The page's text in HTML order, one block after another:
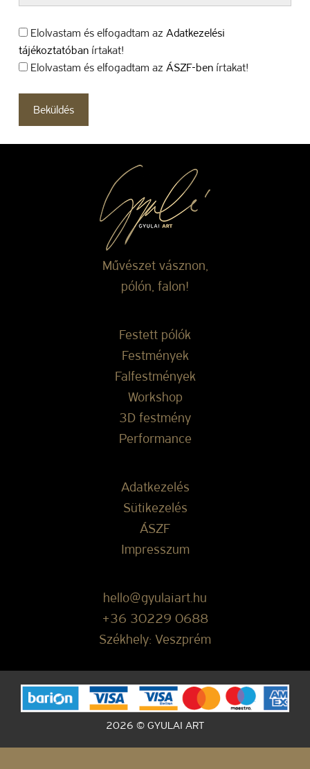
Elolvastam és elfogadtam az Adatkezelési
tájékoztatóbanírtakat!
Elolvastam és elfogadtam az ÁSZF-benírtakat!
Művészet vásznon,
pólón, falon!
Festett pólók
Festmények
Falfestmények
Workshop
3D festmény
Performance
Adatkezelés
Sütikezelés
ÁSZF
Impresszum
hello@gyulaiart.hu
+36 30229 0688
Székhely: Veszprém
2026 © GYULAI ART